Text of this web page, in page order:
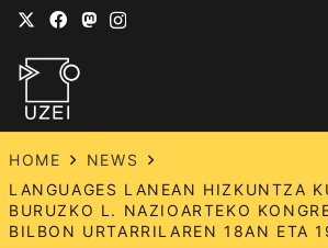
HOME
NEWS
LANGUAGES LANEAN HIZKUNTZA
BURUZKO L. NAZIOARTEKO
BILBON URTARRILAREN 18AN ETA